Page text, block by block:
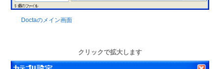
Doctaのメイン画面
クリックで拡大します